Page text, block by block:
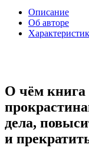
Описание
Об авторе
О чём книга
дела,
и